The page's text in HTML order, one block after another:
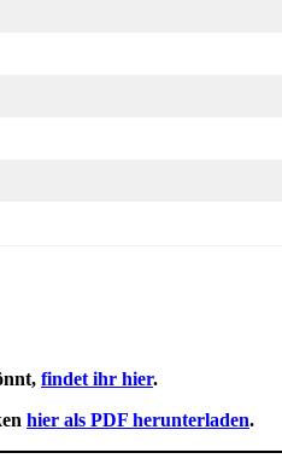
findet ihr hier.
hier als PDF herunterladen.